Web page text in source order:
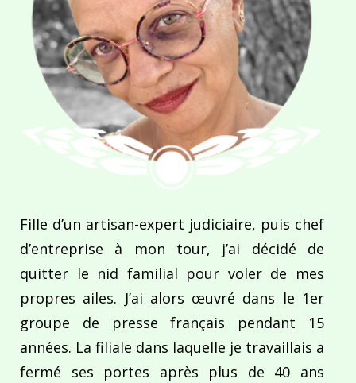
Fille d’un artisan-expert judiciaire, puis chef
d’entreprise à mon tour, j’ai décidé de
quitter le nid familial pour voler de mes
propres ailes. J’ai alors œuvré dans le 1er
groupe de presse français pendant 15
années. La filiale dans laquelle je travaillais a
fermé ses portes après plus de 40 ans